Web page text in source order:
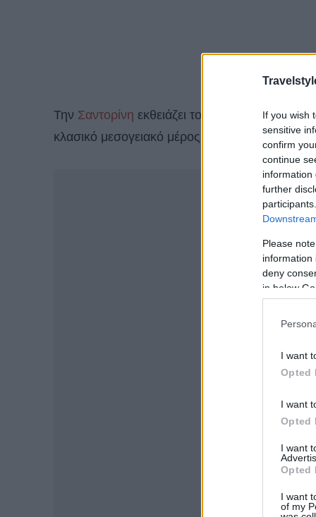
If you wish
sensitive
confirm
continue
information
further
Please
information
deny
in below
I want
Opted
I want
Opted
I want
Opted
I want
of my
Την Σαντορίνη εκθειάζει το CNN Travel σε
κλασικό μεσογειακό μέρος διακοπών.
-